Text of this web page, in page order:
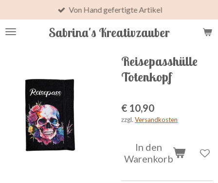
Hauptinhalt
springen
Sabrina's Kreativzauber
Von Hand gefertigte Artikel
Reisepasshülle
Totenkopf
€ 10,90
zzgl. Versandkosten
In den
Warenkorb